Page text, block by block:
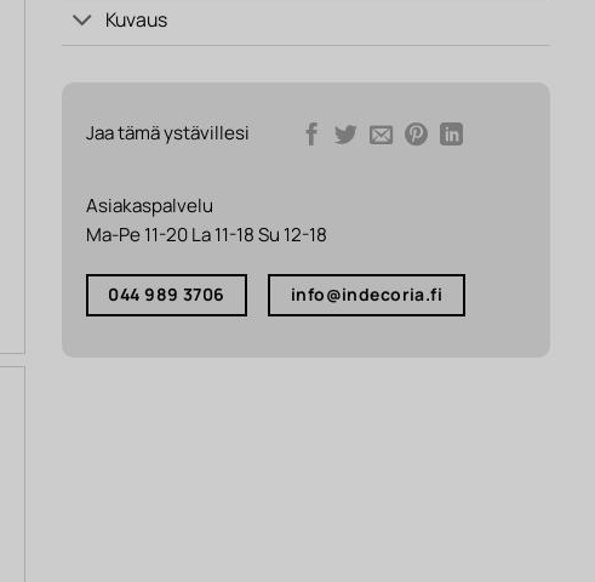
Kuvaus
Jaa tämä ystävillesi
Asiakaspalvelu
Ma-Pe 11-20 La 11-18 Su 12-18
044 989 3706 info@indecoria.fi